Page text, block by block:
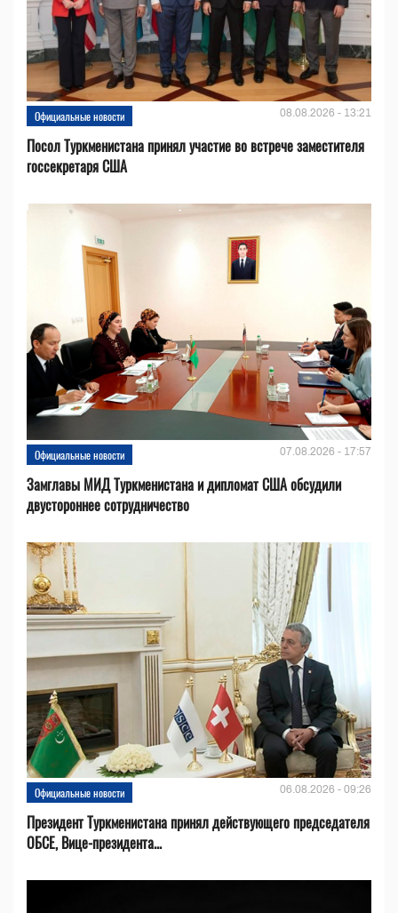
Официальные новости 08.08.2026 - 13:21
Посол Туркменистана принял участие во встрече заместителя
госсекретаря США
Официальные новости 07.08.2026 - 17:57
Замглавы МИД Туркменистана и дипломат США обсудили
двустороннее сотрудничество
Официальные новости 06.08.2026 - 09:26
Президент Туркменистана принял действующего председателя
ОБСЕ, Вице-президента...